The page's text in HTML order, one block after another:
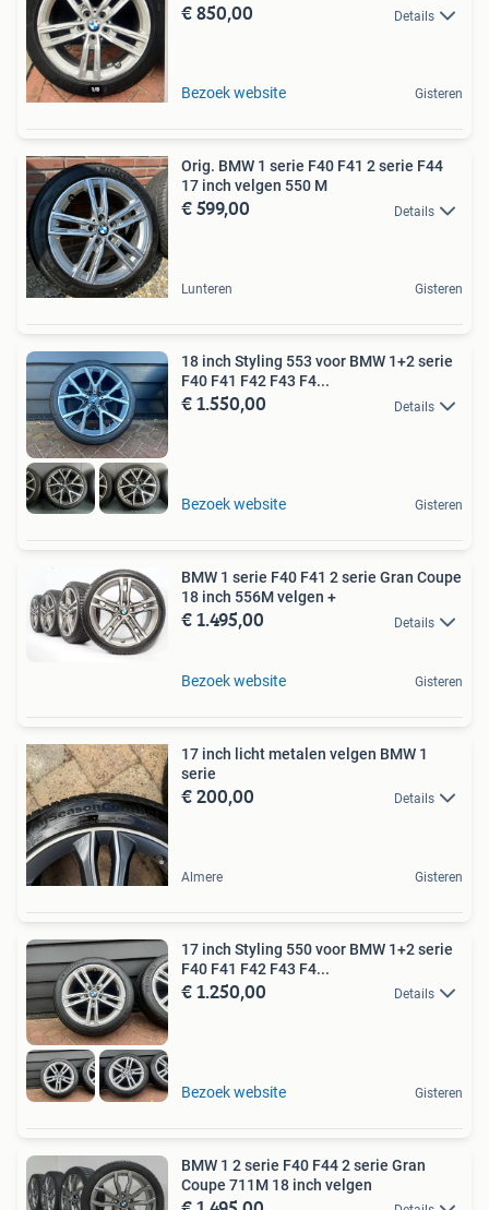
€ 850,00 Details
Bezoek website Gisteren
Orig. BMW 1 serie F40 F41 2 serie F44
17 inch velgen 550 M
€ 599,00 Details
Lunteren Gisteren
18 inch Styling 553 voor BMW 1+2 serie
F40 F41 F42 F43 F4...
€ 1.550,00 Details
Bezoek website Gisteren
BMW 1 serie F40 F41 2 serie Gran Coupe
18 inch 556M velgen +
€ 1.495,00 Details
Bezoek website Gisteren
17 inch licht metalen velgen BMW 1
serie
€ 200,00 Details
Almere Gisteren
17 inch Styling 550 voor BMW 1+2 serie
F40 F41 F42 F43 F4...
€ 1.250,00 Details
Bezoek website Gisteren
BMW 1 2 serie F40 F44 2 serie Gran
Coupe 711M 18 inch velgen